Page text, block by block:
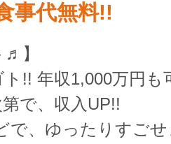
事代無料!!
♬】
!! 年収1,000万円
で、収入UP!!
で、ゆったりすごせ